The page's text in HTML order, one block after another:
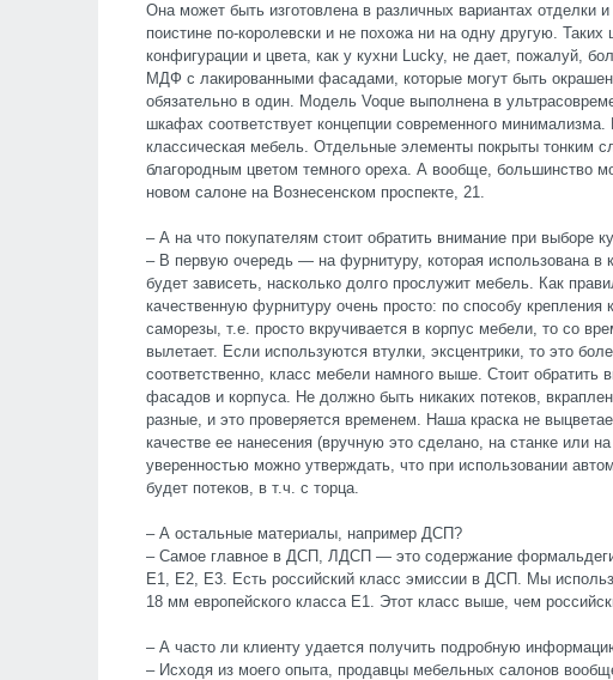
Она может быть изготовлена в различных вариантах отделки
поистине по-королевски и не похожа ни на одну другую.
конфигурации и цвета, как у кухни Lucky, не дает, пожалуй,
МДФ с лакированными фасадами, которые могут быть
обязательно в один. Модель Voque выполнена в
шкафах соответствует концепции современного
классическая мебель. Отдельные элементы покрыты тонким
благородным цветом темного ореха. А вообще, большинство
новом салоне на Вознесенском проспекте, 21.
– А на что покупателям стоит обратить внимание при выборе
– В первую очередь — на фурнитуру, которая использована в
будет зависеть, насколько долго прослужит мебель. Как
качественную фурнитуру очень просто: по способу
саморезы, т.е. просто вкручивается в корпус мебели, то со
вылетает. Если используются втулки, эксцентрики, то это
соответственно, класс мебели намного выше. Стоит обратить
фасадов и корпуса. Не должно быть никаких потеков,
разные, и это проверяется временем. Наша краска не
качестве ее нанесения (вручную это сделано, на станке или
уверенностью можно утверждать, что при использовании
будет потеков, в т.ч. с торца.
– А остальные материалы, например ДСП?
– Самое главное в ДСП, ЛДСП — это содержание
Е1, Е2, Е3. Есть российский класс эмиссии в ДСП. Мы
18 мм европейского класса Е1. Этот класс выше, чем
– А часто ли клиенту удается получить подробную
– Исходя из моего опыта, продавцы мебельных салонов